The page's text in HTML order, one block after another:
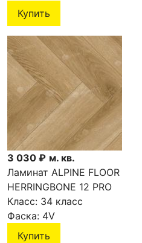
Купить
3 030 ₽ м. кв.
Ламинат ALPINE FLOOR
HERRINGBONE 12 PRO
Дуб Эльзас LF106-02
Класс: 34 класс
Фаска: 4V
Купить